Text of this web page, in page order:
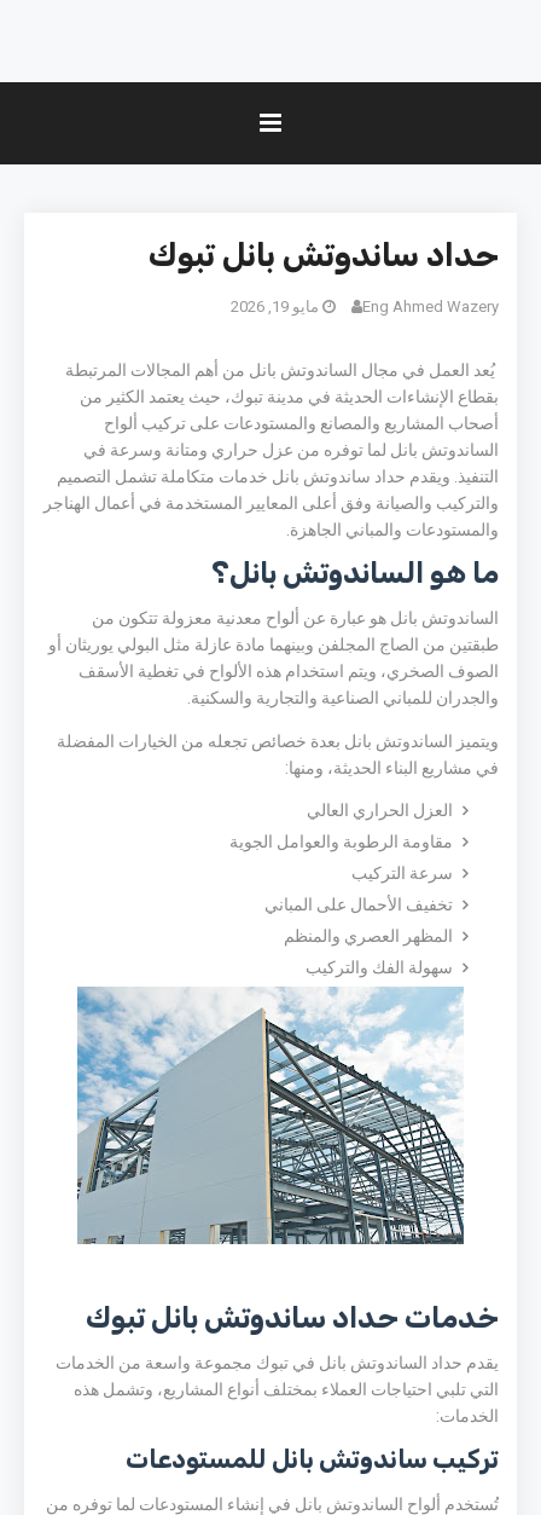
حداد ساندوتش بانل تبوك
Eng Ahmed Wazery مايو 19, 2026
يُعد العمل في مجال الساندوتش بانل من أهم المجالات المرتبطة
بقطاع الإنشاءات الحديثة في مدينة تبوك، حيث يعتمد الكثير من
أصحاب المشاريع والمصانع والمستودعات على تركيب ألواح
الساندوتش بانل لما توفره من عزل حراري ومتانة وسرعة في
التنفيذ. ويقدم حداد ساندوتش بانل خدمات متكاملة تشمل التصميم
والتركيب والصيانة وفق أعلى المعايير المستخدمة في أعمال الهناجر
والمستودعات والمباني الجاهزة.
ما هو الساندوتش بانل؟
الساندوتش بانل هو عبارة عن ألواح معدنية معزولة تتكون من
طبقتين من الصاج المجلفن وبينهما مادة عازلة مثل البولي يوريثان أو
الصوف الصخري، ويتم استخدام هذه الألواح في تغطية الأسقف
والجدران للمباني الصناعية والتجارية والسكنية.
ويتميز الساندوتش بانل بعدة خصائص تجعله من الخيارات المفضلة
في مشاريع البناء الحديثة، ومنها:
العزل الحراري العالي
مقاومة الرطوبة والعوامل الجوية
سرعة التركيب
تخفيف الأحمال على المباني
المظهر العصري والمنظم
سهولة الفك والتركيب
خدمات حداد ساندوتش بانل تبوك
يقدم حداد الساندوتش بانل في تبوك مجموعة واسعة من الخدمات
التي تلبي احتياجات العملاء بمختلف أنواع المشاريع، وتشمل هذه
الخدمات:
تركيب ساندوتش بانل للمستودعات
تُستخدم ألواح الساندوتش بانل في إنشاء المستودعات لما توفره من